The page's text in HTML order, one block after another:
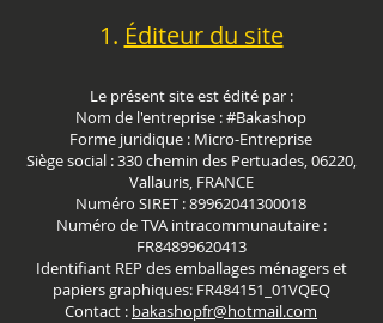
1. Éditeur du site
Le présent site est édité par :
Nom de l'entreprise : #Bakashop
Forme juridique : Micro-Entreprise
Siège social : 330 chemin des Pertuades, 06220,
Vallauris, FRANCE
Numéro SIRET : 89962041300018
Numéro de TVA intracommunautaire :
FR84899620413
Identifiant REP des emballages ménagers et
papiers graphiques: FR484151_01VQEQ
Contact : bakashopfr@hotmail.com